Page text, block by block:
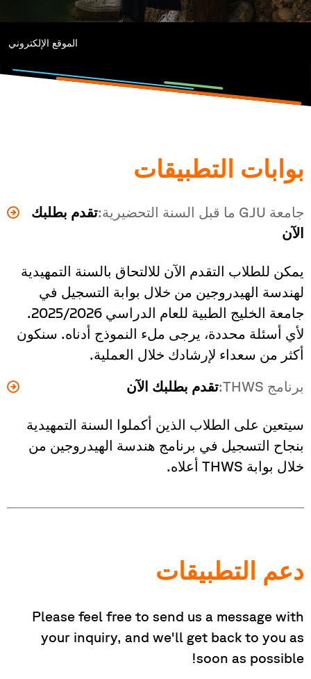
الموقع الإلكتروني
بوابات التطبيقات
جامعة GJU ما قبل السنة التحضيرية:
تقدم بطلبك
الآن
يمكن للطلاب التقدم الآن للالتحاق بالسنة التمهيدية
لهندسة الهيدروجين من خلال بوابة التسجيل في
جامعة الخليج الطبية للعام الدراسي 2025/2026.
لأي أسئلة محددة، يرجى ملء النموذج أدناه. سنكون
أكثر من سعداء لإرشادك خلال العملية.
برنامج THWS:
تقدم بطلبك الآن
سيتعين على الطلاب الذين أكملوا السنة التمهيدية
بنجاح التسجيل في برنامج هندسة الهيدروجين من
خلال بوابة THWS أعلاه.
دعم التطبيقات
Please feel free to send us a message with
your inquiry, and we'll get back to you as
soon as possible!